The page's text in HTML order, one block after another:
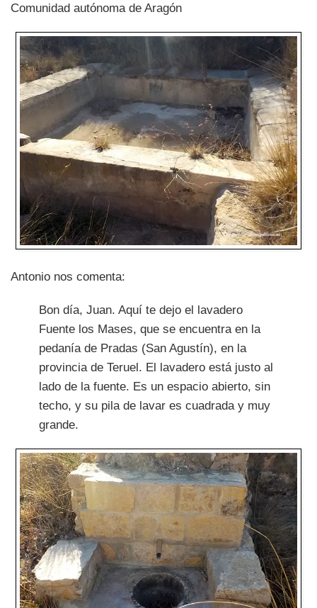
Comunidad autónoma de Aragón
Antonio nos comenta:
Bon día, Juan. Aquí te dejo el lavadero
Fuente los Mases, que se encuentra en la
pedanía de Pradas (San Agustín), en la
provincia de Teruel. El lavadero está justo al
lado de la fuente. Es un espacio abierto, sin
techo, y su pila de lavar es cuadrada y muy
grande.